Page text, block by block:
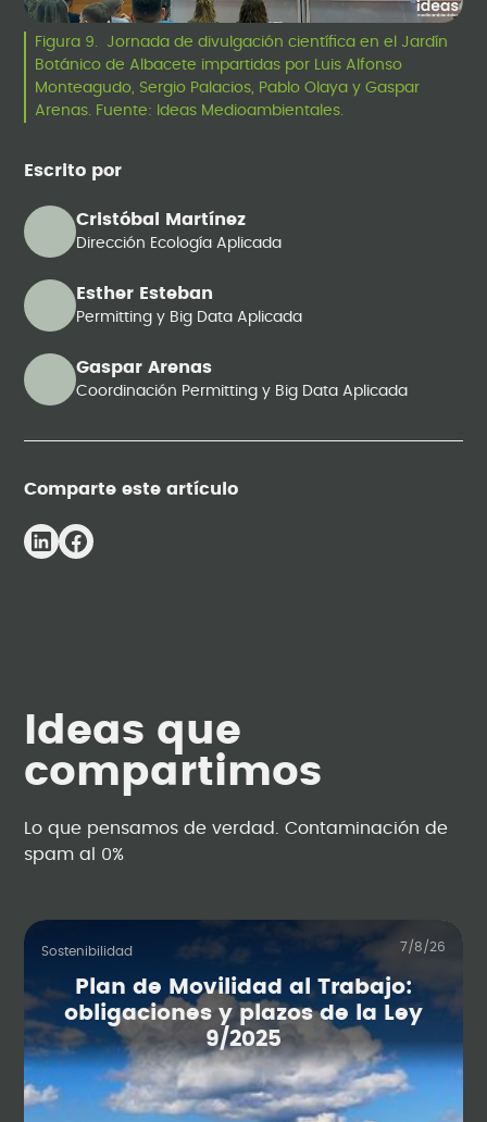
Escrito por
Cristóbal Martínez
Dirección Ecología Aplicada
Esther Esteban
Permitting y Big Data Aplicada
Gaspar Arenas
Coordinación Permitting y Big Data Aplicada
Comparte este artículo
Figura 9. Jornada de divulgación científica en el Jardín
Botánico de Albacete impartidas por Luis Alfonso
Monteagudo, Sergio Palacios, Pablo Olaya y Gaspar
Arenas. Fuente: Ideas Medioambientales.
Ideas que
compartimos
Lo que pensamos de verdad. Contaminación de
spam al 0%
Sostenibilidad 7/8/26
Plan de Movilidad al Trabajo:
obligaciones y plazos de la Ley
9/2025